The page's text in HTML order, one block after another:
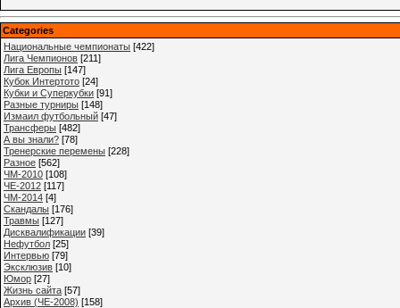
Categories
Национальные чемпионаты [422]
Лига Чемпионов [211]
Лига Европы [147]
Кубок Интертото [24]
Кубки и Суперкубки [91]
Разные турниры [148]
Измаил футбольный [47]
Трансферы [482]
А вы знали? [78]
Тренерские перемены [228]
Разное [562]
ЧМ-2010 [108]
ЧЕ-2012 [117]
ЧМ-2014 [4]
Cкандалы [176]
Травмы [127]
Дисквалификации [39]
Нефутбол [25]
Интервью [79]
Эксклюзив [10]
Юмор [27]
Жизнь сайта [57]
Архив (ЧЕ-2008) [158]